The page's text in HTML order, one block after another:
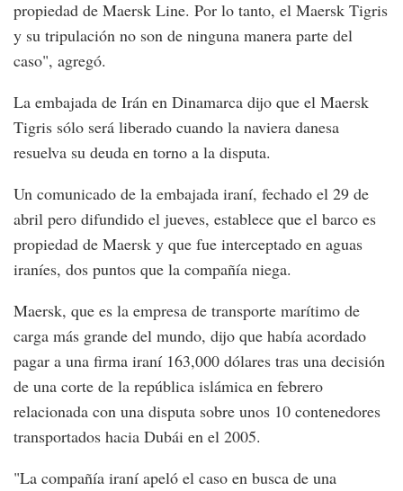
propiedad de Maersk Line. Por lo tanto, el Maersk Tigris
y su tripulación no son de ninguna manera parte del
caso", agregó.
La embajada de Irán en Dinamarca dijo que el Maersk
Tigris sólo será liberado cuando la naviera danesa
resuelva su deuda en torno a la disputa.
Un comunicado de la embajada iraní, fechado el 29 de
abril pero difundido el jueves, establece que el barco es
propiedad de Maersk y que fue interceptado en aguas
iraníes, dos puntos que la compañía niega.
Maersk, que es la empresa de transporte marítimo de
carga más grande del mundo, dijo que había acordado
pagar a una firma iraní 163,000 dólares tras una decisión
de una corte de la república islámica en febrero
relacionada con una disputa sobre unos 10 contenedores
transportados hacia Dubái en el 2005.
"La compañía iraní apeló el caso en busca de una